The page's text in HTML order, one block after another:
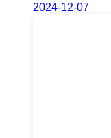
2024-12-07